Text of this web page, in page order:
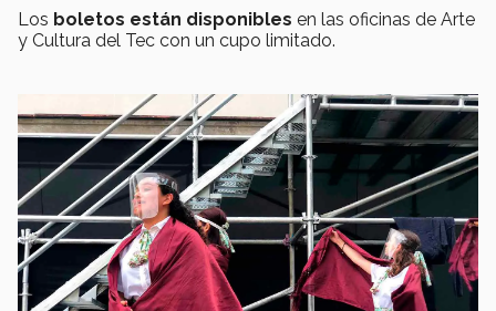
Los boletos están disponibles en las oficinas de Arte
y Cultura del Tec con un cupo limitado.